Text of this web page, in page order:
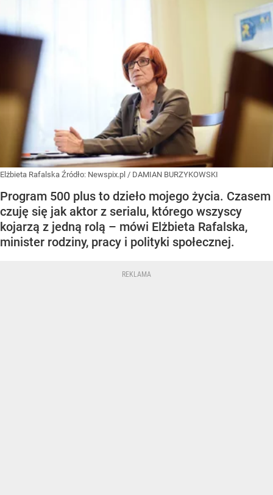
Elżbieta Rafalska Źródło: Newspix.pl / DAMIAN BURZYKOWSKI
Program 500 plus to dzieło mojego życia. Czasem
czuję się jak aktor z serialu, którego wszyscy
kojarzą z jedną rolą – mówi Elżbieta Rafalska,
minister rodziny, pracy i polityki społecznej.